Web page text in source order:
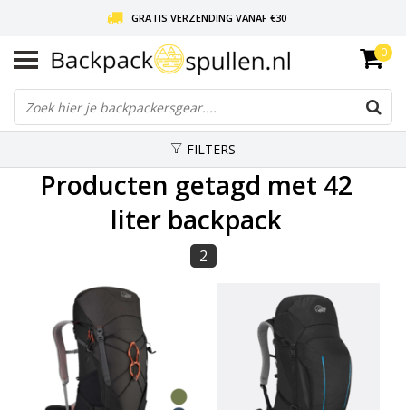
GRATIS VERZENDING VANAF €30
LIEFDE VOOR BACKPACKEN!
30 DAGEN GRATIS RETOUR
0
FILTERS
Producten getagd met 42
liter backpack
2